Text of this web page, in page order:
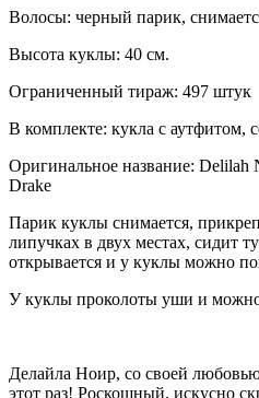
Волосы: черный парик,
Высота куклы: 40 см.
Ограниченный тираж: 497 штук
В комплекте: кукла с аутфитом,
Оригинальное название: Delilah
Drake
Парик куклы снимается,
липучках в двух местах, сидит
открывается и у куклы можно
У куклы проколоты уши и можно
Делайла Ноир, со своей
этот раз! Роскошный, искусно